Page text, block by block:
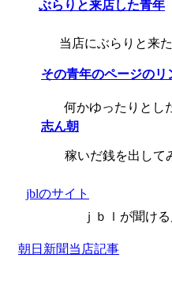
ぶらりと来店した青年
当店にぶらりと来
その青年のページのリ
何かゆったりとし
志ん朝
稼いだ銭を出して
朝日新聞当店記事
jblのサイト
ｊｂｌが聞け